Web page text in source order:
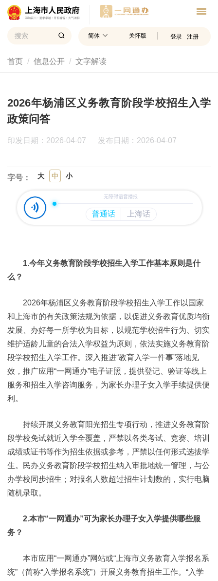
简体 关怀版 登录 注册
首页 信息公开 文字解读
2026年杨浦区义务教育阶段学校招生入学
政策问答
印发日期：2026-04-07 发布日期：2026-04-07
字号： 大 中 小
1.今年义务教育阶段学校招生入学工作基本原则是什
么？
2026年杨浦区义务教育阶段学校招生入学工作以国家
和上海市的有关政策法规为依据，以促进义务教育优质均衡
发展、办好每一所学校为目标，以规范学校招生行为、切实
维护适龄儿童的合法入学权益为原则，依法实施义务教育阶
段学校招生入学工作。深入推进“教育入学一件事”落地见
效，推广应用“一网通办”电子证照，提供登记、验证等线上
服务和招生入学咨询服务，为家长办理子女入学手续提供便
利。
持续开展义务教育阳光招生专项行动，推进义务教育阶
段学校免试就近入学全覆盖，严禁以各类考试、竞赛、培训
成绩或证书等作为招生依据或参考，严禁以任何形式选拔学
生。民办义务教育阶段学校招生纳入审批地统一管理，与公
办学校同步招生；对报名人数超过招生计划数的，实行电脑
随机录取。
2.本市“一网通办”可为家长办理子女入学提供哪些服
务？
本市应用“一网通办”网站或“上海市义务教育入学报名系
统”（简称“入学报名系统”）开展义务教育招生工作。“入学